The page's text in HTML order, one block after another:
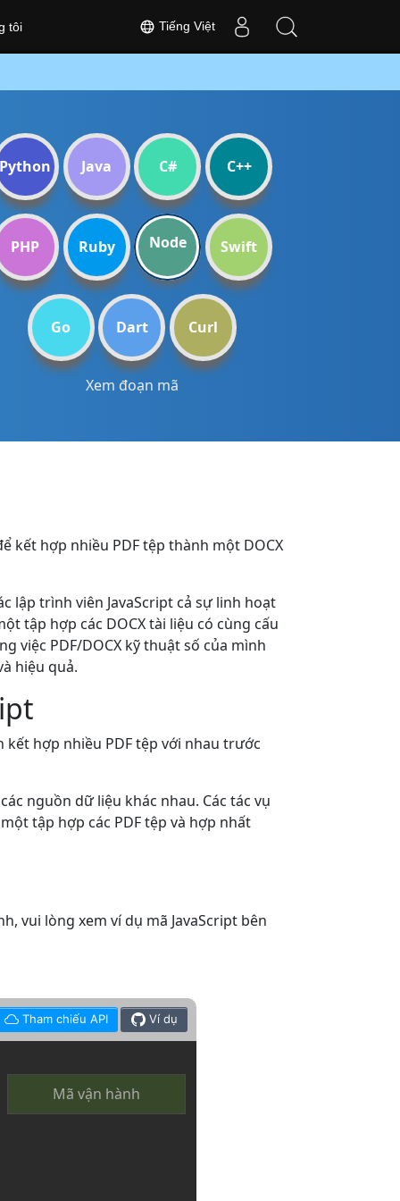
Python Java C# C++
PHP Ruby Node Swift
Go Dart Curl
Xem đoạn mã
kết hợp nhiều PDF tệp thành một DOCX
lập trình viên JavaScript cả sự linh hoạt
tập hợp các DOCX tài liệu có cùng cấu
việc PDF/DOCX kỹ thuật số của mình
hiệu quả.
hợp nhiều PDF tệp với nhau trước
nguồn dữ liệu khác nhau. Các tác vụ
tập hợp các PDF tệp và hợp nhất
vui lòng xem ví dụ mã JavaScript bên
Tham chiếu API Ví dụ
Mã vận hành
Tiếng Việt
tôi